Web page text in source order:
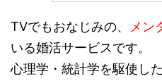
TVでもおなじみの、 メン
いる婚活サービスです。
心理学・統計学を駆使し